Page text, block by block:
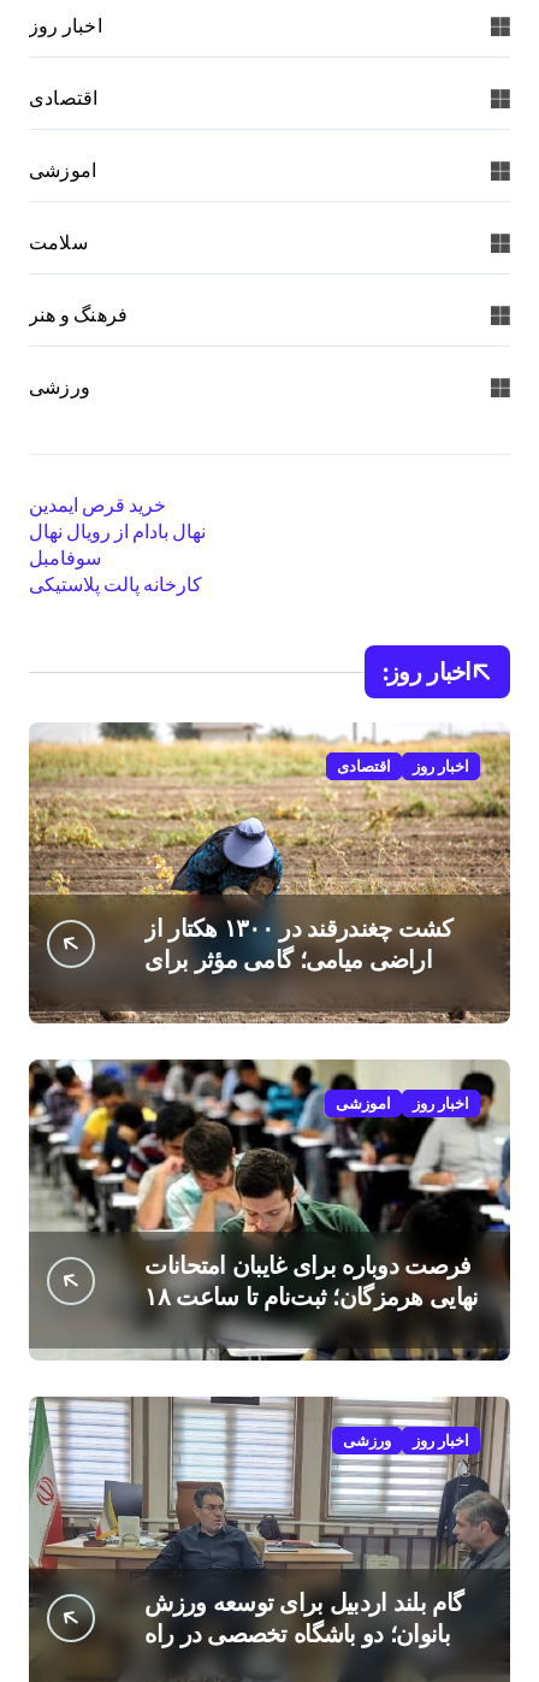
اخبار روز
اقتصادی
اموزشی
سلامت
فرهنگ و هنر
ورزشی
خرید قرص ایمدین
نهال بادام از رویال نهال
سوفامبل
کارخانه پالت پلاستیکی
اخبار روز:
اخبار روز اقتصادی
کشت چغندرقند در ۱۳۰۰ هکتار از
اراضی میامی؛ گامی مؤثر برای
افزایش درآمد کشاورزان
اخبار روز اموزشی
فرصت دوباره برای غایبان امتحانات
نهایی هرمزگان؛ ثبت‌نام تا ساعت ۱۸
امروز
اخبار روز ورزشی
گام بلند اردبیل برای توسعه ورزش
بانوان؛ دو باشگاه تخصصی در راه
است